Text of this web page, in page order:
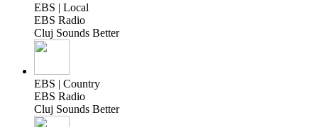
EBS | Local
EBS Radio
Cluj Sounds Better
EBS | Country
EBS Radio
Cluj Sounds Better